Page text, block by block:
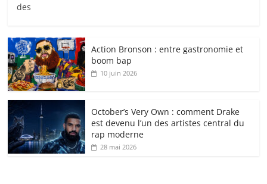
des
Action Bronson : entre gastronomie et
boom bap
10 juin 2026
October’s Very Own : comment Drake
est devenu l’un des artistes central du
rap moderne
28 mai 2026